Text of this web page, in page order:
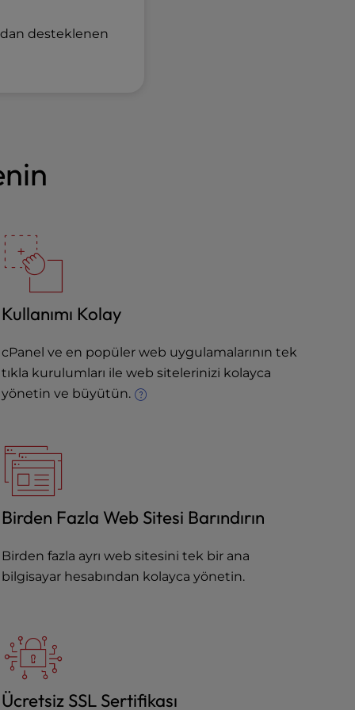
desteklenen
Kullanımı Kolay
cPanel ve en popüler web uygulamalarının tek
tıkla kurulumları ile web sitelerinizi kolayca
yönetin ve büyütün.
Birden Fazla Web Sitesi Barındırın
Birden fazla ayrı web sitesini tek bir ana
bilgisayar hesabından kolayca yönetin.
Ücretsiz SSL Sertifikası